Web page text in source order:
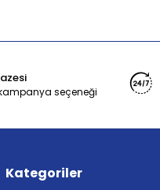
seçeneği
Kategoriler